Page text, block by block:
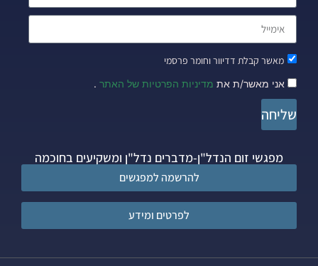
מאשר קבלת דדיוור וחומר פרסמי
אני מאשר/ת את מדיניות הפרטיות של האתר .
שליחה
מפגשי זום הנדל"ן-מדברים נדל"ן ומשקיעים בחוכמה
להרשמה למפגשים
לפרטים ומידע